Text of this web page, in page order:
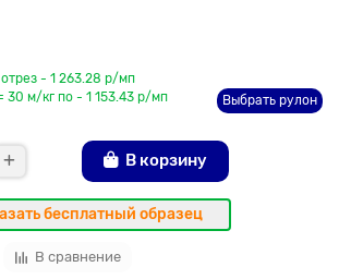
- 1 263.28 р/мп
30 м/кг по - 1 153.43 р/мп
Выбрать рулон
В корзину
бесплатный образец
В сравнение